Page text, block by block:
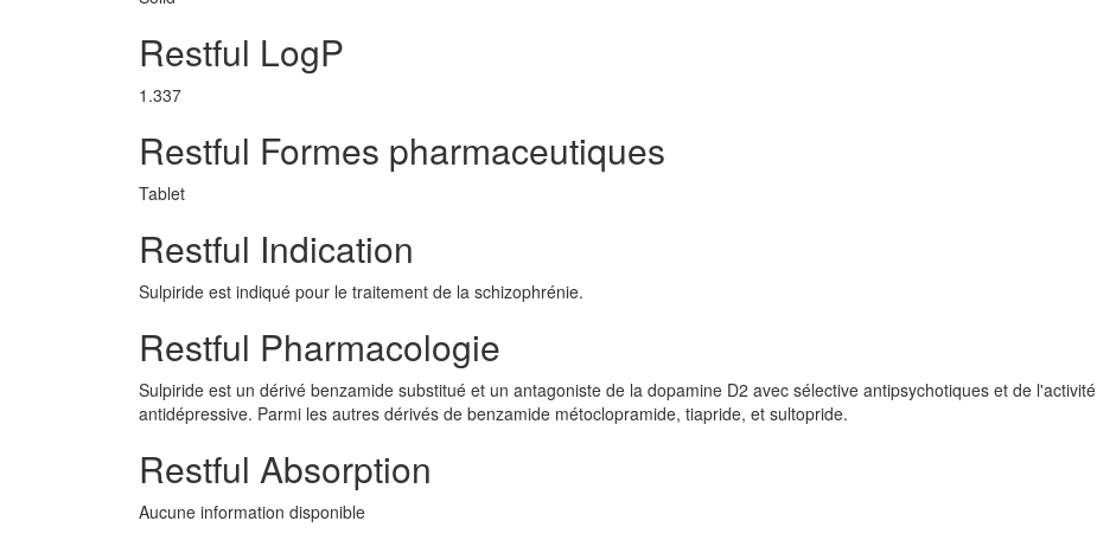
Restful LogP
1.337
Restful Formes pharmaceutiques
Tablet
Restful Indication
Sulpiride est indiqué pour le traitement de la schizophrénie.
Restful Pharmacologie
Sulpiride est un dérivé benzamide substitué et un antagoniste de la dopamine D2 avec sélective antipsychotiques et de l'activité
antidépressive. Parmi les autres dérivés de benzamide métoclopramide, tiapride, et sultopride.
Restful Absorption
Aucune information disponible